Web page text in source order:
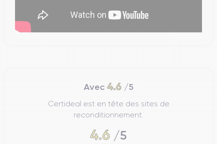
Avec 4.6/5
Certideal est en tête des sites de
reconditionnement.
4.6 /5